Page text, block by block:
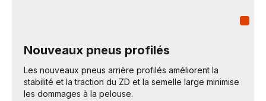
Nouveaux pneus profilés
Les nouveaux pneus arrière profilés améliorent la
stabilité et la traction du ZD et la semelle large minimise
les dommages à la pelouse.